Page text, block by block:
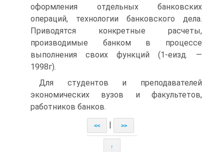
оформления отдельных банковских
операций, технологии банковского дела.
Приводятся конкретные расчеты,
производимые банком в процессе
выполнения своих функций (1-еизд. —
1998г).
Для студентов и преподавателей
экономических вузов и факультетов,
работников банков.
<< >>
↑